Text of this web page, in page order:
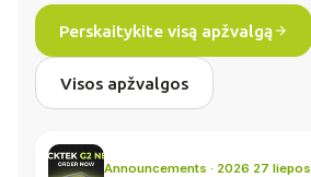
Perskaitykite visą apžvalgą
Visos apžvalgos
Announcements · 2026 27 liepos